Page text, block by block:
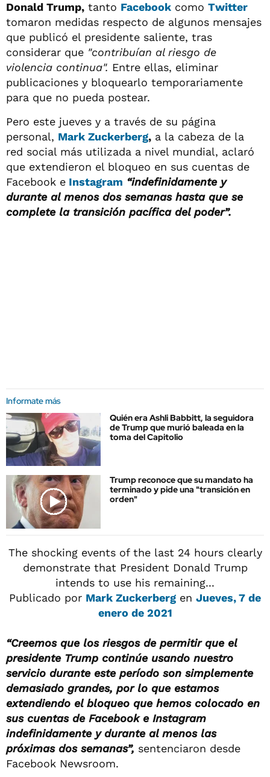
Donald Trump, tanto Facebook como Twitter
tomaron medidas respecto de algunos mensajes
que publicó el presidente saliente, tras
considerar que "contribuían al riesgo de
violencia continua". Entre ellas, eliminar
publicaciones y bloquearlo temporariamente
para que no pueda postear.
Pero este jueves y a través de su página
personal, Mark Zuckerberg, a la cabeza de la
red social más utilizada a nivel mundial, aclaró
que extendieron el bloqueo en sus cuentas de
Facebook e Instagram “indefinidamente y
durante al menos dos semanas hasta que se
complete la transición pacífica del poder”.
Informate más
Quién era Ashli Babbitt, la seguidora
de Trump que murió baleada en la
toma del Capitolio
Trump reconoce que su mandato ha
terminado y pide una "transición en
orden"
The shocking events of the last 24 hours clearly
demonstrate that President Donald Trump
intends to use his remaining...
Publicado por Mark Zuckerberg en Jueves, 7 de
enero de 2021
“Creemos que los riesgos de permitir que el
presidente Trump continúe usando nuestro
servicio durante este período son simplemente
demasiado grandes, por lo que estamos
extendiendo el bloqueo que hemos colocado en
sus cuentas de Facebook e Instagram
indefinidamente y durante al menos las
próximas dos semanas”, sentenciaron desde
Facebook Newsroom.